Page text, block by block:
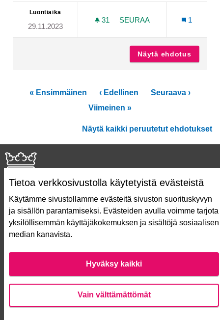
Tietoa verkkosivustolla käytetyistä evästeistä
Käytämme sivustollamme evästeitä sivuston suorituskyvyn
ja sisällön parantamiseksi. Evästeiden avulla voimme tarjota
yksilöllisemmän käyttäjäkokemuksen ja sisältöjä sosiaalisen
median kanavista.
Hyväksy kaikki
Vain välttämättömät
Luontiaika
29.11.2023
31 31 SEURAAJAA
SEURAA
1
Näytä ehdotus
« Ensimmäinen ‹ Edellinen
Seuraava ›
Viimeinen »
Näytä kaikki peruutetut ehdotukset
Näin äänestät Asukasbudjetissa
Asukasbudjetin vaiheet
Usein kysytyt kysymykset
Saavutettavuusseloste
Lataa avoimet datatiedostot
Evästeasetukset